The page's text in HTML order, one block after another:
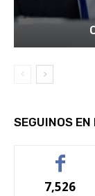
SEGUINOS EN
7,526